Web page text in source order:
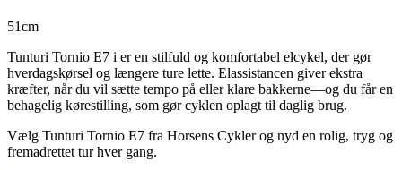
51cm
Tunturi Tornio E7 i er en stilfuld og komfortabel elcykel, der gør
hverdagskørsel og længere ture lette. Elassistancen giver ekstra
kræfter, når du vil sætte tempo på eller klare bakkerne—og du får en
behagelig kørestilling, som gør cyklen oplagt til daglig brug.
Vælg Tunturi Tornio E7 fra Horsens Cykler og nyd en rolig, tryg og
fremadrettet tur hver gang.